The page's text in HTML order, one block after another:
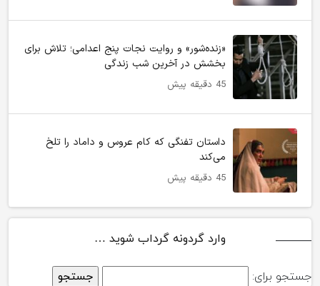
«زنده‌شور» و روایت نجات پنج اعدامی؛ تلاش برای
بخشش در آخرین شب زندگی
45 دقیقه پیش
داستان تفنگی که کام عروس و داماد را تلخ
می‌کند
45 دقیقه پیش
وارد گردونه گرداب شوید …
جستجو برای: